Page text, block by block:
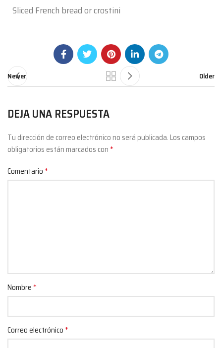
Sliced French bread or crostini
Newer Older
DEJA UNA RESPUESTA
Tu dirección de correo electrónico no será publicada. Los campos
obligatorios están marcados con*
Comentario*
Nombre*
Correo electrónico*